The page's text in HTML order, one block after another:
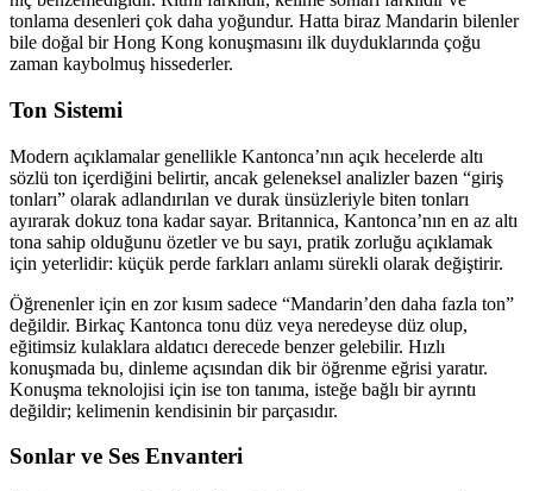
tonlama desenleri çok daha yoğundur. Hatta biraz Mandarin bilenler
bile doğal bir Hong Kong konuşmasını ilk duyduklarında çoğu
zaman kaybolmuş hissederler.
Ton Sistemi
Modern açıklamalar genellikle Kantonca’nın açık hecelerde altı
sözlü ton içerdiğini belirtir, ancak geleneksel analizler bazen “giriş
tonları” olarak adlandırılan ve durak ünsüzleriyle biten tonları
ayırarak dokuz tona kadar sayar. Britannica, Kantonca’nın en az altı
tona sahip olduğunu özetler ve bu sayı, pratik zorluğu açıklamak
için yeterlidir: küçük perde farkları anlamı sürekli olarak değiştirir.
Öğrenenler için en zor kısım sadece “Mandarin’den daha fazla ton”
değildir. Birkaç Kantonca tonu düz veya neredeyse düz olup,
eğitimsiz kulaklara aldatıcı derecede benzer gelebilir. Hızlı
konuşmada bu, dinleme açısından dik bir öğrenme eğrisi yaratır.
Konuşma teknolojisi için ise ton tanıma, isteğe bağlı bir ayrıntı
değildir; kelimenin kendisinin bir parçasıdır.
Sonlar ve Ses Envanteri